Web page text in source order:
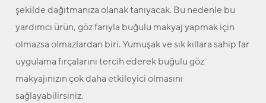
şekilde dağıtmanıza olanak tanıyacak. Bu nedenle bu
yardımcı ürün, göz farıyla buğulu makyaj yapmak için
olmazsa olmazlardan biri. Yumuşak ve sık kıllara sahip far
uygulama fırçalarını tercih ederek buğulu göz
makyajınızın çok daha etkileyici olmasını
sağlayabilirsiniz.